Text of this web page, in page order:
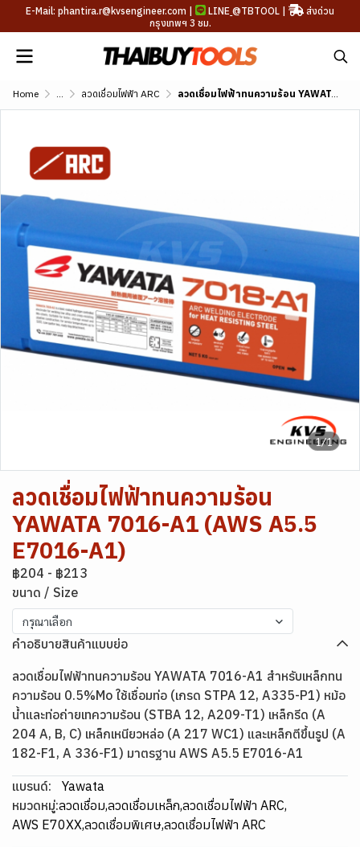
E-Mail: phantira.r@kvsengineer.com | LINE @TBTOOL |
ส่งด่วน
กรุงเทพฯ 3 ชม.
Home ... ลวดเชื่อมไฟฟ้า ARC ลวดเชื่อมไฟฟ้าทนความร้อน YAWATA 7016-A1 (AWS A5.5 E7016-A1)
1/1
ลวดเชื่อมไฟฟ้าทนความร้อน
YAWATA 7016-A1 (AWS A5.5
E7016-A1)
฿204 - ฿213
ขนาด / Size
กรุณาเลือก
คำอธิบายสินค้าแบบย่อ
ลวดเชื่อมไฟฟ้าทนความร้อน YAWATA 7016-A1 สำหรับเหล็กทน
ความร้อน 0.5%Mo ใช้เชื่อมท่อ (เกรด STPA 12, A335-P1) หม้อ
น้ำและท่อถ่ายเทความร้อน (STBA 12, A209-T1) เหล็กรีด (A
204 A, B, C) เหล็กเหนียวหล่อ (A 217 WC1) และเหล็กตีขึ้นรูป (A
182-F1, A 336-F1) มาตรฐาน AWS A5.5 E7016-A1
แบรนด์:
Yawata
หมวดหมู่:ลวดเชื่อม,ลวดเชื่อมเหล็ก,ลวดเชื่อมไฟฟ้า ARC,
AWS E70XX,ลวดเชื่อมพิเศษ,ลวดเชื่อมไฟฟ้า ARC